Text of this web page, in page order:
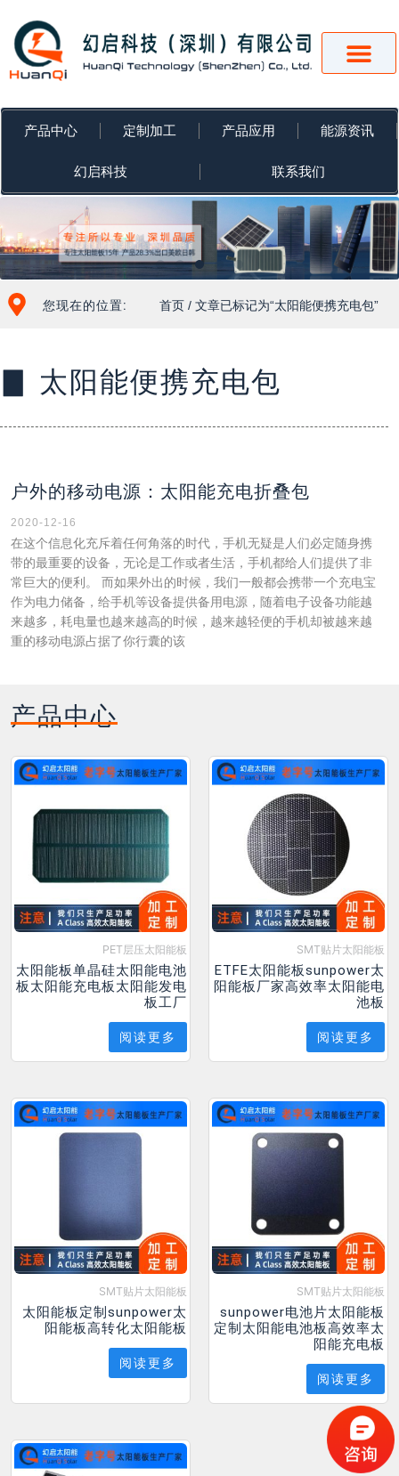
容
产品中心 定制加工 产品应用 能源资讯
幻启科技 联系我们
您现在的位置: 首页 / 文章已标记为“太阳能便携充电包”
▊ 太阳能便携充电包
户外的移动电源：太阳能充电折叠包
2020-12-16
在这个信息化充斥着任何角落的时代，手机无疑是人们必定随身携
带的最重要的设备，无论是工作或者生活，手机都给人们提供了非
常巨大的便利。 而如果外出的时候，我们一般都会携带一个充电宝
作为电力储备，给手机等设备提供备用电源，随着电子设备功能越
来越多，耗电量也越来越高的时候，越来越轻便的手机却被越来越
重的移动电源占据了你行囊的该
产品中心
PET层压太阳能板
太阳能板单晶硅太阳能电池
板太阳能充电板太阳能发电
板工厂
阅读更多
SMT贴片太阳能板
ETFE太阳能板sunpower太
阳能板厂家高效率太阳能电
池板
阅读更多
SMT贴片太阳能板
太阳能板定制sunpower太
阳能板高转化太阳能板
阅读更多
SMT贴片太阳能板
sunpower电池片太阳能板
定制太阳能电池板高效率太
阳能充电板
阅读更多